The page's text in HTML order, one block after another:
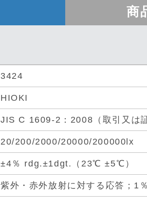
商
3424
HIOKI
JIS C 1609-2：2008（取引又は
20/200/2000/20000/200000lx
±4％ rdg.±1dgt.（23℃ ±5℃）
紫外・赤外放射に対する応答；1